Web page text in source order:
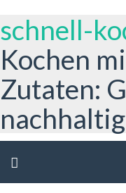
schnell-
Kochen
Zutaten: